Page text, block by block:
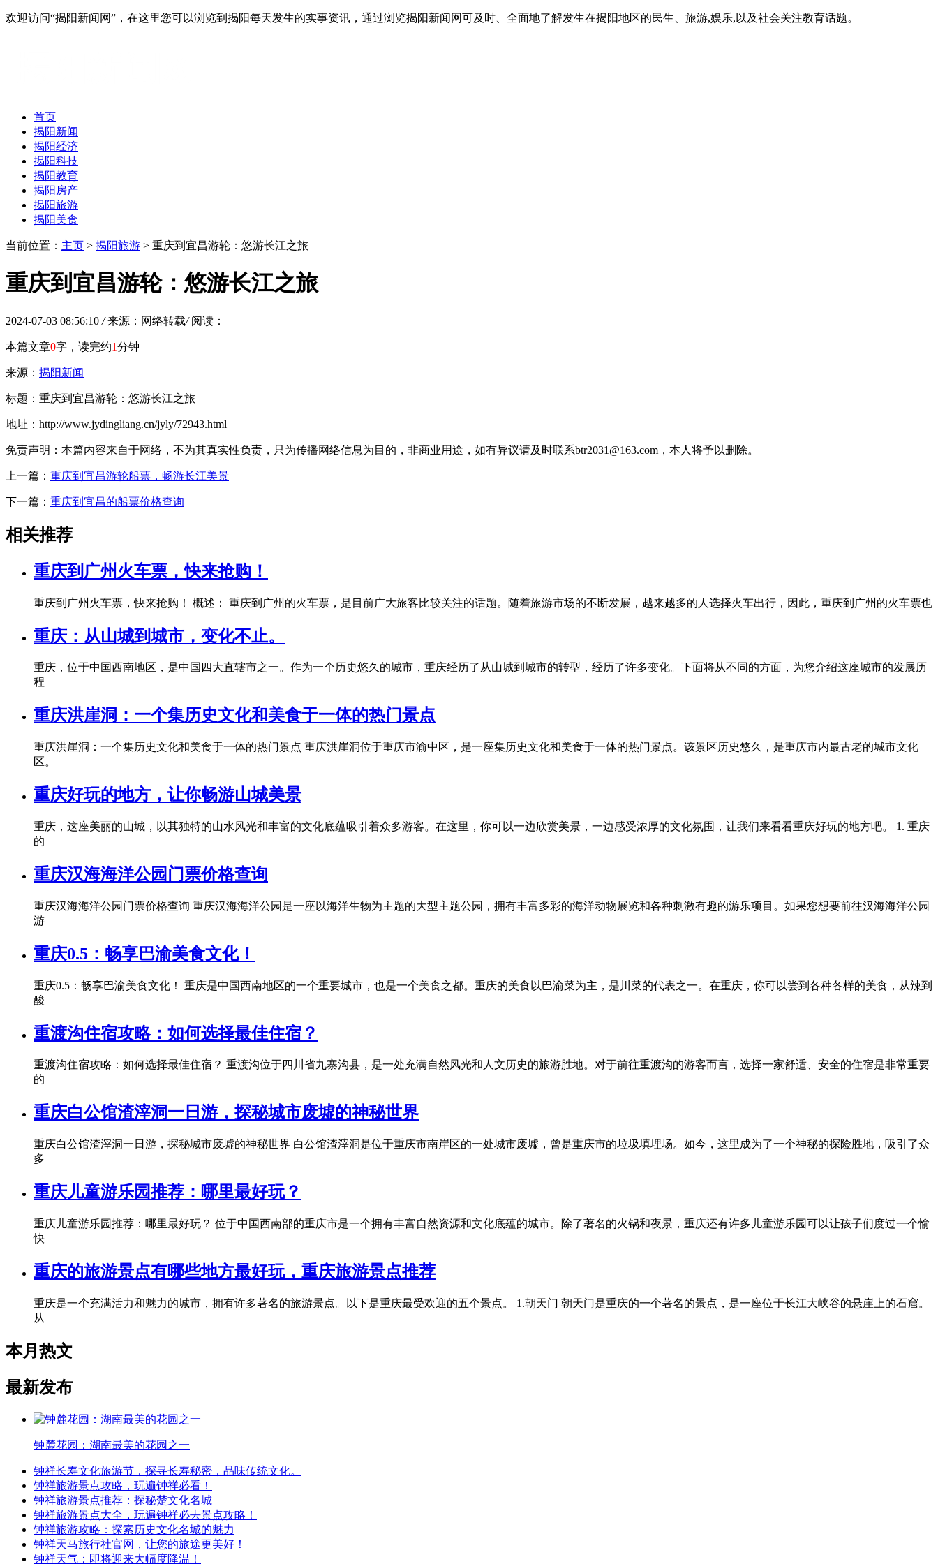
欢迎访问“揭阳新闻网”，在这里您可以浏览到揭阳每天发生的实事资讯，通过浏览揭阳新闻网可及时、全面地了解发生在揭阳地区的民生、旅游,娱乐,以及社会关注教育话题。
首页
揭阳新闻
揭阳经济
揭阳科技
揭阳教育
揭阳房产
揭阳旅游
揭阳美食
当前位置： 主页 > 揭阳旅游 > 重庆到宜昌游轮：悠游长江之旅
重庆到宜昌游轮：悠游长江之旅
2024-07-03 08:56:10 / 来源：网络转载/ 阅读：
本篇文章0字，读完约1分钟
来源： 揭阳新闻
标题：重庆到宜昌游轮：悠游长江之旅
地址：http://www.jydingliang.cn/jyly/72943.html
免责声明：本篇内容来自于网络，不为其真实性负责，只为传播网络信息为目的，非商业用途，如有异议请及时联系btr2031@163.com，本人将予以删除。
上一篇： 重庆到宜昌游轮船票，畅游长江美景
下一篇： 重庆到宜昌的船票价格查询
相关推荐
重庆到广州火车票，快来抢购！
重庆到广州火车票，快来抢购！ 概述： 重庆到广州的火车票，是目前广大旅客比较关注的话题。随着旅游市场的不断发展，越来越多的人选择火车出行，因此，重庆到广州的火车票也
重庆：从山城到城市，变化不止。
重庆，位于中国西南地区，是中国四大直辖市之一。作为一个历史悠久的城市，重庆经历了从山城到城市的转型，经历了许多变化。下面将从不同的方面，为您介绍这座城市的发展历
程
重庆洪崖洞：一个集历史文化和美食于一体的热门景点
重庆洪崖洞：一个集历史文化和美食于一体的热门景点 重庆洪崖洞位于重庆市渝中区，是一座集历史文化和美食于一体的热门景点。该景区历史悠久，是重庆市内最古老的城市文化
区。
重庆好玩的地方，让你畅游山城美景
重庆，这座美丽的山城，以其独特的山水风光和丰富的文化底蕴吸引着众多游客。在这里，你可以一边欣赏美景，一边感受浓厚的文化氛围，让我们来看看重庆好玩的地方吧。 1. 重庆
的
重庆汉海海洋公园门票价格查询
重庆汉海海洋公园门票价格查询 重庆汉海海洋公园是一座以海洋生物为主题的大型主题公园，拥有丰富多彩的海洋动物展览和各种刺激有趣的游乐项目。如果您想要前往汉海海洋公园
游
重庆0.5：畅享巴渝美食文化！
重庆0.5：畅享巴渝美食文化！ 重庆是中国西南地区的一个重要城市，也是一个美食之都。重庆的美食以巴渝菜为主，是川菜的代表之一。在重庆，你可以尝到各种各样的美食，从辣到
酸
重渡沟住宿攻略：如何选择最佳住宿？
重渡沟住宿攻略：如何选择最佳住宿？ 重渡沟位于四川省九寨沟县，是一处充满自然风光和人文历史的旅游胜地。对于前往重渡沟的游客而言，选择一家舒适、安全的住宿是非常重要
的
重庆白公馆渣滓洞一日游，探秘城市废墟的神秘世界
重庆白公馆渣滓洞一日游，探秘城市废墟的神秘世界 白公馆渣滓洞是位于重庆市南岸区的一处城市废墟，曾是重庆市的垃圾填埋场。如今，这里成为了一个神秘的探险胜地，吸引了众
多
重庆儿童游乐园推荐：哪里最好玩？
重庆儿童游乐园推荐：哪里最好玩？ 位于中国西南部的重庆市是一个拥有丰富自然资源和文化底蕴的城市。除了著名的火锅和夜景，重庆还有许多儿童游乐园可以让孩子们度过一个愉
快
重庆的旅游景点有哪些地方最好玩，重庆旅游景点推荐
重庆是一个充满活力和魅力的城市，拥有许多著名的旅游景点。以下是重庆最受欢迎的五个景点。 1.朝天门 朝天门是重庆的一个著名的景点，是一座位于长江大峡谷的悬崖上的石窟。
从
本月热文
最新发布
钟麓花园：湖南最美的花园之一
钟祥长寿文化旅游节，探寻长寿秘密，品味传统文化。
钟祥旅游景点攻略，玩遍钟祥必看！
钟祥旅游景点推荐：探秘楚文化名城
钟祥旅游景点大全，玩遍钟祥必去景点攻略！
钟祥旅游攻略：探索历史文化名城的魅力
钟祥天马旅行社官网，让您的旅途更美好！
钟祥天气：即将迎来大幅度降温！